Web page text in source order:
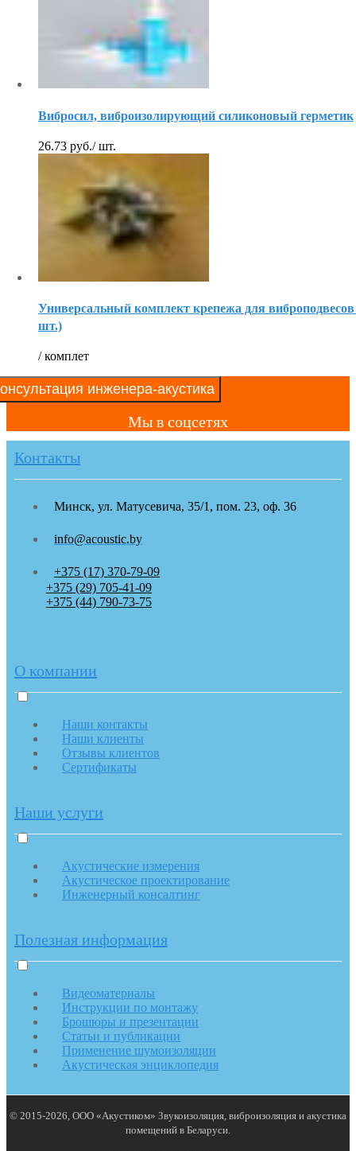
Вибросил, виброизолирующий силиконовый герметик
26.73 руб./ шт.
Универсальный комплект крепежа для виброподвесов
шт.)
/ комплет
инженера-акустика
Мы в соцсетях
Контакты
Минск, ул. Матусевича, 35/1, пом. 23, оф. 36
info@acoustic.by
+375 (17) 370-79-09
+375 (29) 705-41-09
+375 (44) 790-73-75
О компании
Наши контакты
Наши клиенты
Отзывы клиентов
Сертификаты
Наши услуги
Акустические измерения
Акустическое проектирование
Инженерный консалтинг
Полезная информация
Видеоматериалы
Инструкции по монтажу
Брошюры и презентации
Статьи и публикации
Применение шумоизоляции
Акустическая энциклопедия
© 2015-2026, ООО «Акустиком» Звукоизоляция, виброизоляция и акустика
помещений в Беларуси.